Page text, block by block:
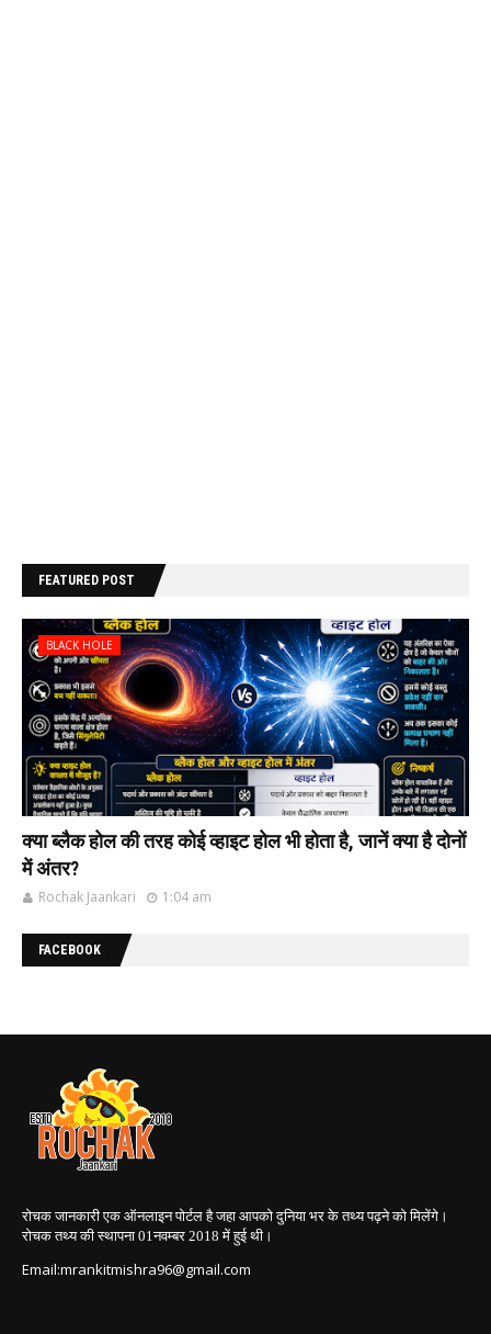
FEATURED POST
BLACK HOLE
क्या ब्लैक होल की‌ तरह कोई व्हाइट होल भी‌ होता है, जानें क्या है दोनों
में अंतर?
Rochak Jaankari 1:04 am
FACEBOOK
रोचक जानकारी एक ऑनलाइन पोर्टल है जहा आपको दुनिया भर के तथ्य पढ़ने को मिलेंगे।
रोचक तथ्य की स्थापना 01नवम्बर 2018में हुई थी।
Email:mrankitmishra96@gmail.com